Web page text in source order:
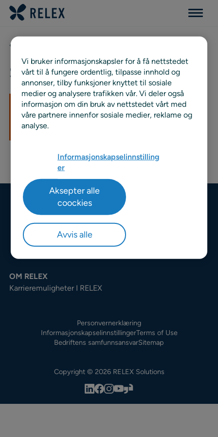
Menu
Stokke
OM RELEX
Karrieremuligheter I RELEX
Personvernerklæring
InformasjonskapselinnstillingerTerms of Use
Bedriftens samfunnsansvarSitemap
Copyright © 2026 RELEX Solutions
Vi bruker informasjonskapsler for å få nettstedet
vårt til å fungere ordentlig, tilpasse innhold og
annonser, tilby funksjoner knyttet til sosiale
medier og analysere trafikken vår. Vi deler også
informasjon om din bruk av nettstedet vårt med
våre partnere innenfor sosiale medier, reklame og
analyse.
Informasjonskapselinnstilling
er
Avvis alle
Aksepter alle
coockies